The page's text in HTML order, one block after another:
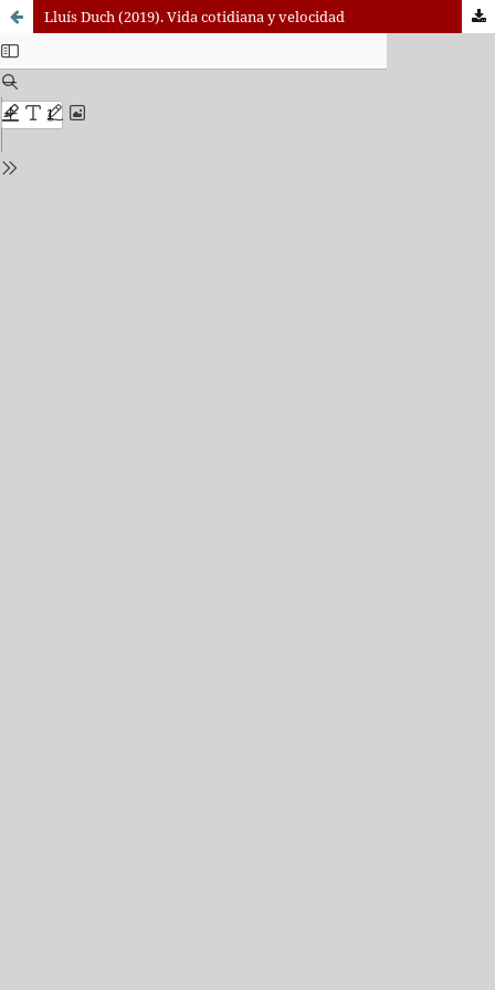
Lluís Duch (2019). Vida cotidiana y velocidad